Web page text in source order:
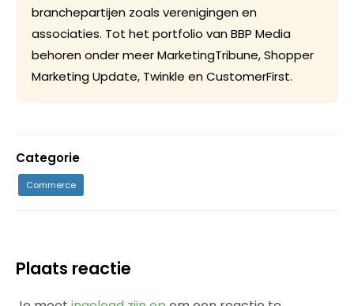
branchepartijen zoals verenigingen en
associaties. Tot het portfolio van BBP Media
behoren onder meer MarketingTribune, Shopper
Marketing Update, Twinkle en CustomerFirst.
Categorie
Commerce
Plaats reactie